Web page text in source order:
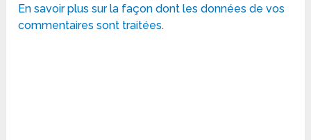
En savoir plus sur la façon dont les données de vos
commentaires sont traitées.